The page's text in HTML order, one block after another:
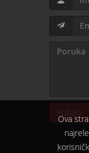
Pošalji
Ova